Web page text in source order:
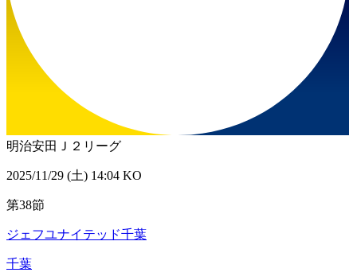
明治安田Ｊ２リーグ
2025/11/29 (土) 14:04 KO
第38節
ジェフユナイテッド千葉
千葉